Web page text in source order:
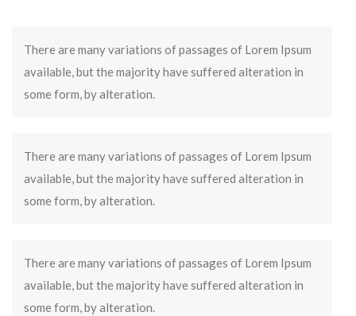
There are many variations of passages of Lorem Ipsum
available, but the majority have suffered alteration in
some form, by alteration.
There are many variations of passages of Lorem Ipsum
available, but the majority have suffered alteration in
some form, by alteration.
There are many variations of passages of Lorem Ipsum
available, but the majority have suffered alteration in
some form, by alteration.